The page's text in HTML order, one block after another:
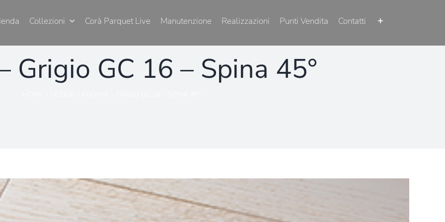
Collezioni Corà Parquet Live Manutenzione Realizzazioni Punti Vendita Contatti
Grigio GC 16 – Spina 45°